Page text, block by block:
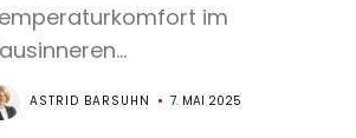
im
ASTRID BARSUHN 7. MAI 2025